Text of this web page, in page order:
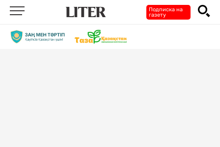
Подписка на
газету